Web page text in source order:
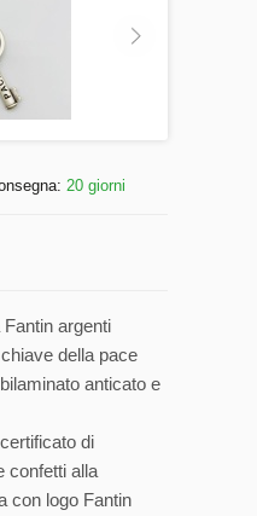
20 giorni
argenti
della pace
anticato e
di
confetti alla
con logo Fantin